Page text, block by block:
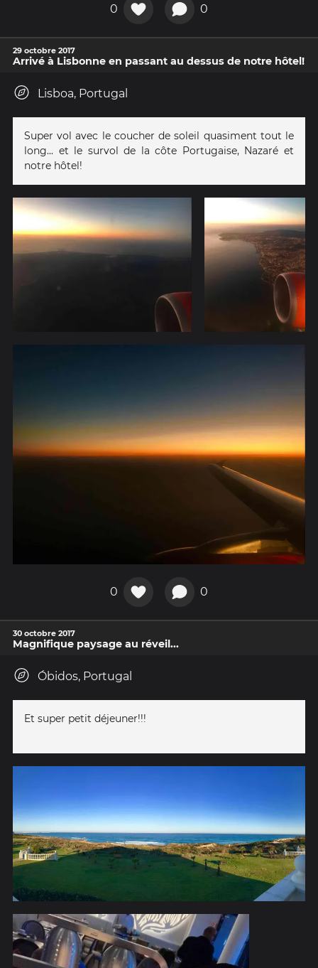
0 0
29 octobre 2017
Arrivé à Lisbonne en passant au dessus de notre hôtel!
Lisboa, Portugal
Super vol avec le coucher de soleil quasiment tout le
long... et le survol de la côte Portugaise, Nazaré et
notre hôtel!
0 0
30 octobre 2017
Magnifique paysage au réveil...
Óbidos, Portugal
Et super petit déjeuner!!!